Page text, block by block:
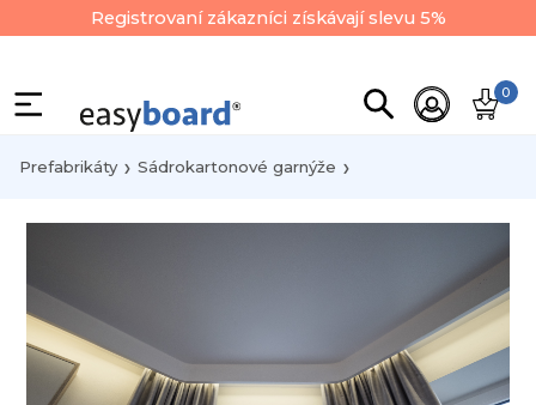
Registrovaní zákazníci získávají slevu 5%
0
Prefabrikáty Sádrokartonové garnýže